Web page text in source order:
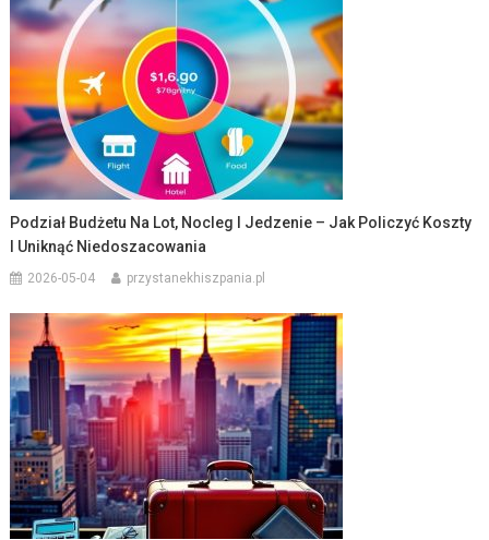
Podział Budżetu Na Lot, Nocleg I Jedzenie – Jak Policzyć Koszty
I Uniknąć Niedoszacowania
2026-05-04 przystanekhiszpania.pl